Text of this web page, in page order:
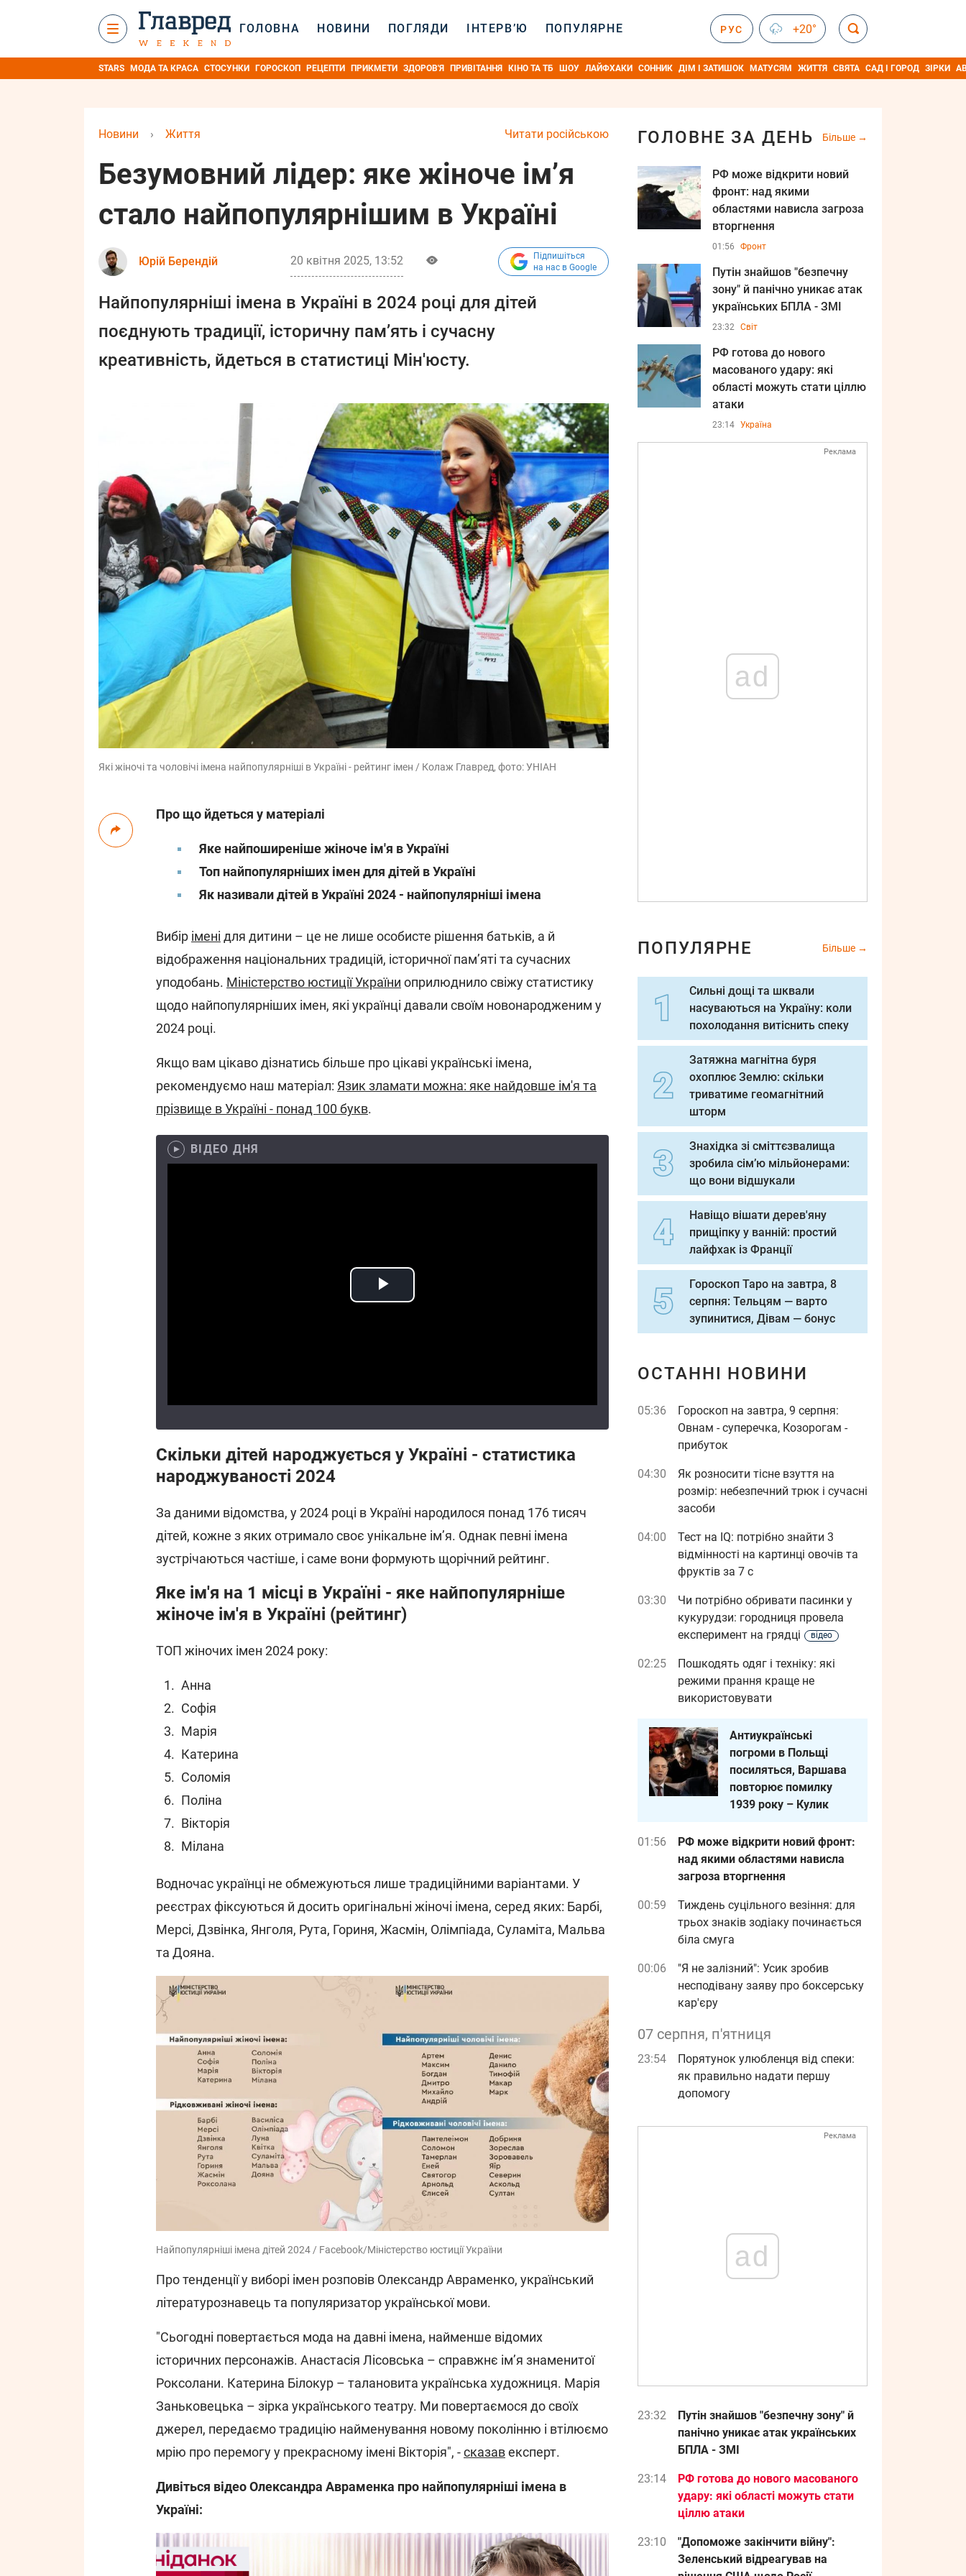
ГОЛОВНА НОВИНИ ПОГЛЯДИ ІНТЕРВ’Ю ПОПУЛЯРНЕ РУС +20°
STARS МОДА ТА КРАСА СТОСУНКИ ГОРОСКОП РЕЦЕПТИ ПРИКМЕТИ ЗДОРОВ'Я ПРИВІТАННЯ КІНО ТА ТБ ШОУ ЛАЙФХАКИ СОННИК ДІМ І ЗАТИШОК МАТУСЯМ ЖИТТЯ СВЯТА САД І ГОРОД ЗІРКИ
Читати російською
Новини › Життя
Безумовний лідер: яке жіноче ім’я
стало найпопулярнішим в Україні
Юрій Берендій 20 квітня 2025, 13:52
Підпишіться
на нас в Google
Найпопулярніші імена в Україні в 2024 році для дітей
поєднують традиції, історичну пам’ять і сучасну
креативність, йдеться в статистиці Мін'юсту.
Які жіночі та чоловічі імена найпопулярніші в Україні - рейтинг імен / Колаж Главред, фото: УНІАН
Про що йдеться у матеріалі
Яке найпоширеніше жіноче ім'я в Україні
Топ найпопулярніших імен для дітей в Україні
Як називали дітей в Україні 2024 - найпопулярніші імена
Вибір імені для дитини – це не лише особисте рішення батьків, а й
відображення національних традицій, історичної пам’яті та сучасних
уподобань. Міністерство юстиції України оприлюднило свіжу статистику
щодо найпопулярніших імен, які українці давали своїм новонародженим у
2024 році.
Якщо вам цікаво дізнатись більше про цікаві українські імена,
рекомендуємо наш матеріал: Язик зламати можна: яке найдовше ім'я та
прізвище в Україні - понад 100 букв.
ВІДЕО ДНЯ
Скільки дітей народжується у Україні - статистика
народжуваності 2024
За даними відомства, у 2024 році в Україні народилося понад 176 тисяч
дітей, кожне з яких отримало своє унікальне ім’я. Однак певні імена
зустрічаються частіше, і саме вони формують щорічний рейтинг.
Яке ім'я на 1 місці в Україні - яке найпопулярніше
жіноче ім'я в Україні (рейтинг)
ТОП жіночих імен 2024 року:
Анна
Софія
Марія
Катерина
Соломія
Поліна
Вікторія
Мілана
Водночас українці не обмежуються лише традиційними варіантами. У
реєстрах фіксуються й досить оригінальні жіночі імена, серед яких: Барбі,
Мерсі, Дзвінка, Янголя, Рута, Гориня, Жасмін, Олімпіада, Суламіта, Мальва
та Дояна.
Найпопулярніші імена дітей 2024 / Facebook/Міністерство юстиції України
Про тенденції у виборі імен розповів Олександр Авраменко, український
літературознавець та популяризатор української мови.
"Сьогодні повертається мода на давні імена, найменше відомих
історичних персонажів. Анастасія Лісовська – справжнє ім’я знаменитої
Роксолани. Катерина Білокур – талановита українська художниця. Марія
Заньковецька – зірка українського театру. Ми повертаємося до своїх
джерел, передаємо традицію найменування новому поколінню і втілюємо
мрію про перемогу у прекрасному імені Вікторія", -сказавексперт.
Дивіться відео Олександра Авраменка про найпопулярніші імена в
Україні:
ГОЛОВНЕ ЗА ДЕНЬ Більше
РФ може відкрити новий
фронт: над якими
областями нависла загроза
вторгнення
01:56 Фронт
Путін знайшов "безпечну
зону" й панічно уникає атак
українських БПЛА - ЗМІ
23:32 Світ
РФ готова до нового
масованого удару: які
області можуть стати ціллю
атаки
23:14 Україна
Реклама
ad
ПОПУЛЯРНЕ Більше
Сильні дощі та шквали
насуваються на Україну: коли
похолодання витіснить спеку
Затяжна магнітна буря
охоплює Землю: скільки
триватиме геомагнітний
шторм
Знахідка зі сміттєзвалища
зробила сім’ю мільйонерами:
що вони відшукали
Навіщо вішати дерев'яну
прищіпку у ванній: простий
лайфхак із Франції
Гороскоп Таро на завтра, 8
серпня: Тельцям — варто
зупинитися, Дівам — бонус
ОСТАННІ НОВИНИ
05:36
Гороскоп на завтра, 9 серпня:
Овнам - суперечка, Козорогам -
прибуток
04:30
Як розносити тісне взуття на
розмір: небезпечний трюк і сучасні
засоби
04:00
Тест на IQ: потрібно знайти 3
відмінності на картинці овочів та
фруктів за 7 с
03:30
Чи потрібно обривати пасинки у
кукурудзи: городниця провела
експеримент на грядці
відео
02:25
Пошкодять одяг і техніку: які
режими прання краще не
використовувати
Антиукраїнські
погроми в Польщі
посиляться, Варшава
повторює помилку
1939 року – Кулик
01:56
РФ може відкрити новий фронт:
над якими областями нависла
загроза вторгнення
00:59
Тиждень суцільного везіння: для
трьох знаків зодіаку починається
біла смуга
00:06
"Я не залізний": Усик зробив
несподівану заяву про боксерську
кар'єру
07 серпня, п'ятниця
23:54
Порятунок улюбленця від спеки:
як правильно надати першу
допомогу
Реклама
ad
23:32
Путін знайшов "безпечну зону" й
панічно уникає атак українських
БПЛА - ЗМІ
23:14
РФ готова до нового масованого
удару: які області можуть стати
ціллю атаки
23:10
"Допоможе закінчити війну":
Зеленський відреагував на